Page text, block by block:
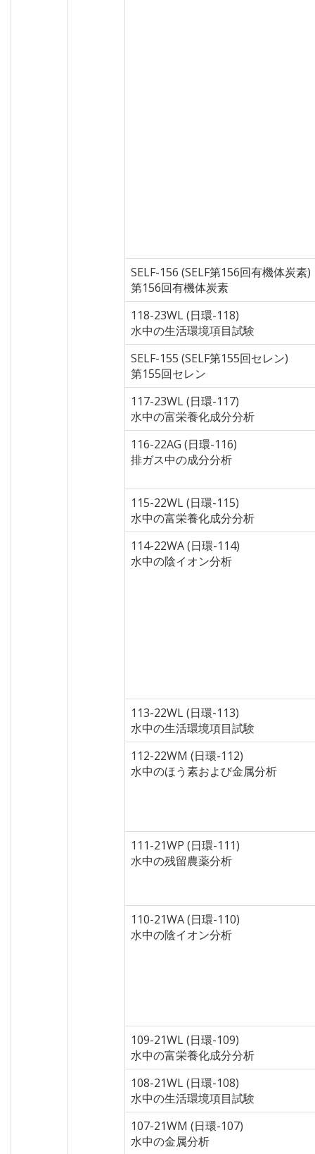
SELF-156 (SELF第156回有機体炭素)
第156回有機体炭素
118-23WL (日環-118)
水中の生活環境項目試験
SELF-155 (SELF第155回セレン)
第155回セレン
117-23WL (日環-117)
水中の富栄養化成分分析
116-22AG (日環-116)
排ガス中の成分分析
115-22WL (日環-115)
水中の富栄養化成分分析
114-22WA (日環-114)
水中の陰イオン分析
113-22WL (日環-113)
水中の生活環境項目試験
112-22WM (日環-112)
水中のほう素および金属分析
111-21WP (日環-111)
水中の残留農薬分析
110-21WA (日環-110)
水中の陰イオン分析
109-21WL (日環-109)
水中の富栄養化成分分析
108-21WL (日環-108)
水中の生活環境項目試験
107-21WM (日環-107)
水中の金属分析